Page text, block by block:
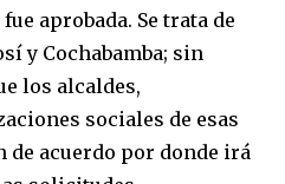
of
be part of the
aprobada. Se trata de
y Cochabamba; sin
los alcaldes,
sociales de esas
de acuerdo por donde irá